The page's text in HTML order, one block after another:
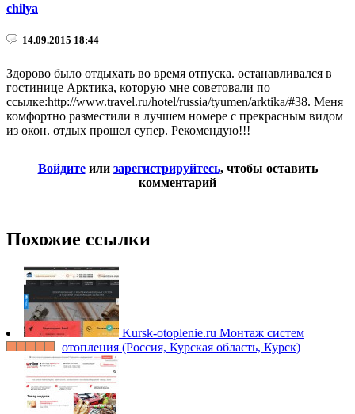
chilya
14.09.2015 18:44
Здорово было отдыхать во время отпуска. останавливался в
гостинице Арктика, которую мне советовали по
ссылке:http://www.travel.ru/hotel/russia/tyumen/arktika/#38. Меня
комфортно разместили в лучшем номере с прекрасным видом
из окон. отдых прошел супер. Рекомендую!!!
Войдитеили зарегистрируйтесь, чтобы оставить
комментарий
Похожие ссылки
Kursk-otoplenie.ru Монтаж систем
отопления (Россия, Курская область, Курск)